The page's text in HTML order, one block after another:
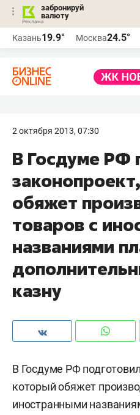
забронируй
валюту
Казань19.9° Москва24.5°
2 октября 2013, 07:30
В Госдуме РФ
обяжет
товаров с
названиями
казну
В Госдуме РФ
который обяжет
иностранными